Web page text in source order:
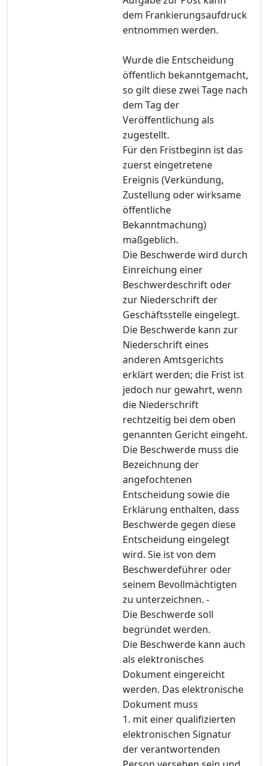
dem Frankierungsaufdruck
entnommen werden.
Wurde die Entscheidung
öffentlich bekanntgemacht,
so gilt diese zwei Tage nach
dem Tag der
Veröffentlichung als
zugestellt.
Für den Fristbeginn ist das
zuerst eingetretene
Ereignis (Verkündung,
Zustellung oder wirksame
öffentliche
Bekanntmachung)
maßgeblich.
Die Beschwerde wird durch
Einreichung einer
Beschwerdeschrift oder
zur Niederschrift der
Geschäftsstelle eingelegt.
Die Beschwerde kann zur
Niederschrift eines
anderen Amtsgerichts
erklärt werden; die Frist ist
jedoch nur gewahrt, wenn
die Niederschrift
rechtzeitig bei dem oben
genannten Gericht eingeht.
Die Beschwerde muss die
Bezeichnung der
angefochtenen
Entscheidung sowie die
Erklärung enthalten, dass
Beschwerde gegen diese
Entscheidung eingelegt
wird. Sie ist von dem
Beschwerdeführer oder
seinem Bevollmächtigten
zu unterzeichnen. -
Die Beschwerde soll
begründet werden.
Die Beschwerde kann auch
als elektronisches
Dokument eingereicht
werden. Das elektronische
Dokument muss
1. mit einer qualifizierten
elektronischen Signatur
der verantwortenden